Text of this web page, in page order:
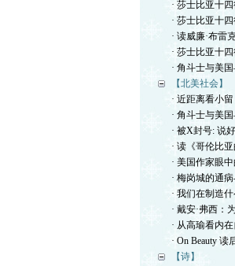
· 莎士比亚十
· 莎士比亚十
· 读威廉·布雷
· 莎士比亚十
· 角斗士与美
【北美社会】
· 近距离看小
· 角斗士与美
· 被X封号: 说
· 读《哥伦比亚
· 美国作家眼
· 梅岗城的通
· 我们在制造
· 戴安·弗西：
· 从高瑜看内
· On Beauty 读
【诗】